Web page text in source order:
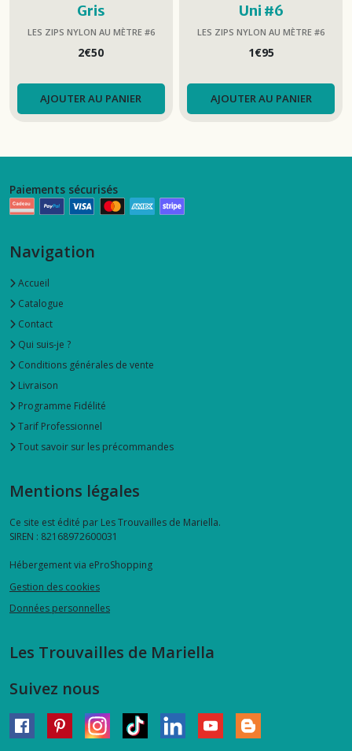
Gris
LES ZIPS NYLON AU MÈTRE #6
2€50
AJOUTER AU PANIER
Uni #6
LES ZIPS NYLON AU MÈTRE #6
1€95
AJOUTER AU PANIER
Paiements sécurisés
Navigation
Accueil
Catalogue
Contact
Qui suis-je ?
Conditions générales de vente
Livraison
Programme Fidélité
Tarif Professionnel
Tout savoir sur les précommandes
Mentions légales
Ce site est édité par Les Trouvailles de Mariella.
SIREN : 82168972600031
Hébergement via eProShopping
Gestion des cookies
Données personnelles
Les Trouvailles de Mariella
Suivez nous